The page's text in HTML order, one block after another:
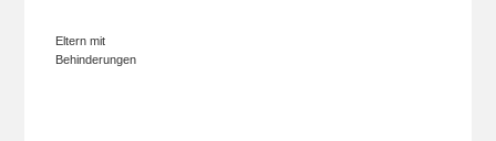
Eltern mit
Behinderungen